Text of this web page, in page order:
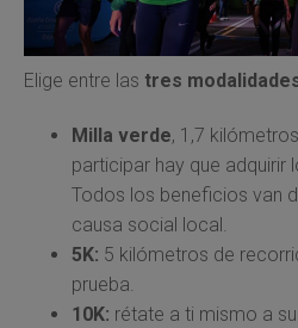
Elige entre las tres
Milla verde, 1,7
participar hay que adquirir
Todos los beneficios van
causa social local.
5K: 5 kilómetros de
prueba.
10K: rétate a ti mismo a